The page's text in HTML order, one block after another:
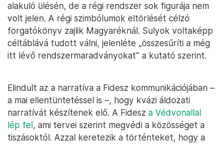
alakuló ülésén, de a régi rendszer sok figurája nem
volt jelen. A régi szimbólumok eltörlését célzó
forgatókönyv zajlik Magyaréknál. Sulyok voltaképp
céltáblává tudott válni, jelenléte „összesűríti a még
itt lévő rendszermaradványokat” a kutató szerint.
Elindult az a narratíva a Fidesz kommunikációjában –
a mai ellentüntetéssel is –, hogy kvázi áldozati
narratívát készítenek elő. A Fidesz a Védvonallal
lép fel, ami tervei szerint megvédi a közösséget a
tiszásoktól. Azzal keretezik a történteket, hogy a